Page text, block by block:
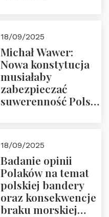
18/09/2025
Michał Wawer:
Nowa konstytucja
musiałaby
zabezpieczać
suwerenność Polski
18/09/2025
Badanie opinii
Polaków na temat
polskiej bandery
oraz konsekwencje
braku morskiej